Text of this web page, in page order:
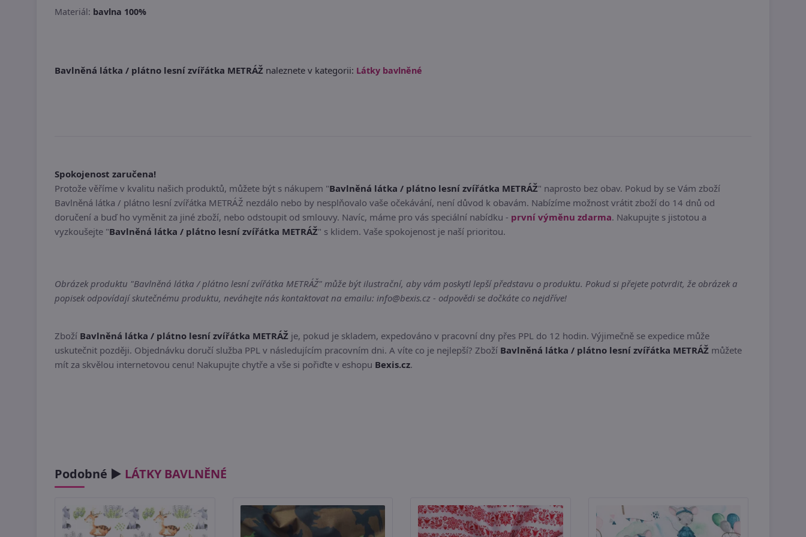
Materiál: bavlna 100%
Bavlněná látka / plátno lesní zvířátka METRÁŽ naleznete v kategorii: Látky bavlněné
Spokojenost zaručena!
Protože věříme v kvalitu našich produktů, můžete být s nákupem "Bavlněná látka / plátno lesní zvířátka METRÁŽ" naprosto bez obav. Pokud by se Vám zboží
Bavlněná látka / plátno lesní zvířátka METRÁŽ nezdálo nebo by nesplňovalo vaše očekávání, není důvod k obavám. Nabízíme možnost vrátit zboží do 14 dnů od
doručení a buď ho vyměnit za jiné zboží, nebo odstoupit od smlouvy. Navíc, máme pro vás speciální nabídku - první výměnu zdarma. Nakupujte s jistotou a
vyzkoušejte "Bavlněná látka / plátno lesní zvířátka METRÁŽ" s klidem. Vaše spokojenost je naší prioritou.
Obrázek produktu "Bavlněná látka / plátno lesní zvířátka METRÁŽ" může být ilustrační, aby vám poskytl lepší představu o produktu. Pokud si přejete potvrdit, že obrázek a
popisek odpovídají skutečnému produktu, neváhejte nás kontaktovat na emailu: info@bexis.cz - odpovědi se dočkáte co nejdříve!
Zboží Bavlněná látka / plátno lesní zvířátka METRÁŽ je, pokud je skladem, expedováno v pracovní dny přes PPL do 12 hodin. Výjimečně se expedice může
uskutečnit později. Objednávku doručí služba PPL v následujícím pracovním dni. A víte co je nejlepší? Zboží Bavlněná látka / plátno lesní zvířátka METRÁŽ můžete
mít za skvělou internetovou cenu! Nakupujte chytře a vše si pořiďte v eshopu Bexis.cz.
Podobné ► LÁTKY BAVLNĚNÉ